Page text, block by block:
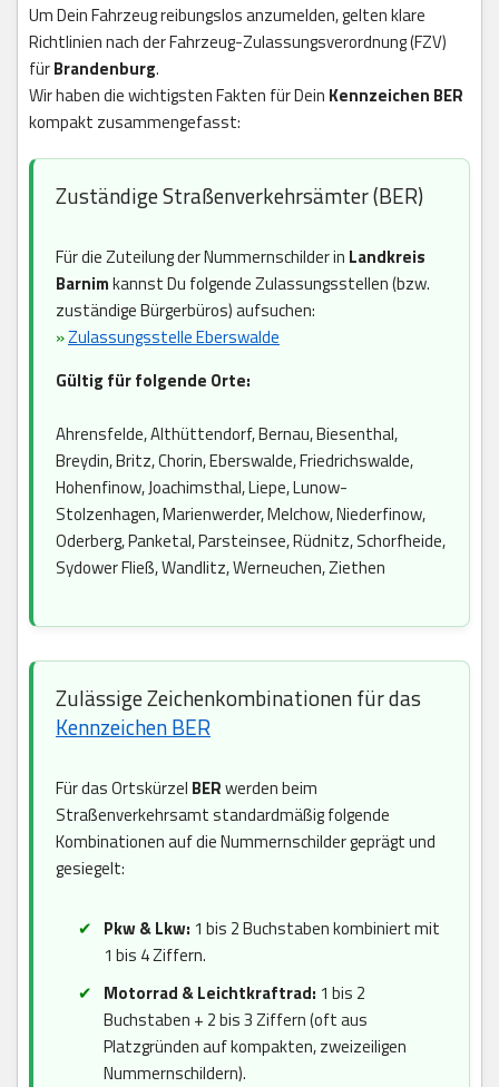
Um Dein Fahrzeug reibungslos anzumelden, gelten klare
Richtlinien nach der Fahrzeug-Zulassungsverordnung (FZV)
fürBrandenburg.
Wir haben die wichtigsten Fakten für Dein Kennzeichen BER
kompakt zusammengefasst:
Zuständige Straßenverkehrsämter (BER)
Für die Zuteilung der Nummernschilder in Landkreis
Barnimkannst Du folgende Zulassungsstellen (bzw.
zuständige Bürgerbüros) aufsuchen:
»Zulassungsstelle Eberswalde
Gültig für folgende Orte:
Ahrensfelde, Althüttendorf, Bernau, Biesenthal,
Breydin, Britz, Chorin, Eberswalde, Friedrichswalde,
Hohenfinow, Joachimsthal, Liepe, Lunow-
Stolzenhagen, Marienwerder, Melchow, Niederfinow,
Oderberg, Panketal, Parsteinsee, Rüdnitz, Schorfheide,
Sydower Fließ, Wandlitz, Werneuchen, Ziethen
Zulässige Zeichenkombinationen für das
Kennzeichen BER
Für das Ortskürzel BERwerden beim
Straßenverkehrsamt standardmäßig folgende
Kombinationen auf die Nummernschilder geprägt und
gesiegelt:
Pkw & Lkw: 1 bis 2 Buchstaben kombiniert mit
1 bis 4 Ziffern.
Motorrad & Leichtkraftrad: 1 bis 2
Buchstaben + 2 bis 3 Ziffern (oft aus
Platzgründen auf kompakten, zweizeiligen
Nummernschildern).